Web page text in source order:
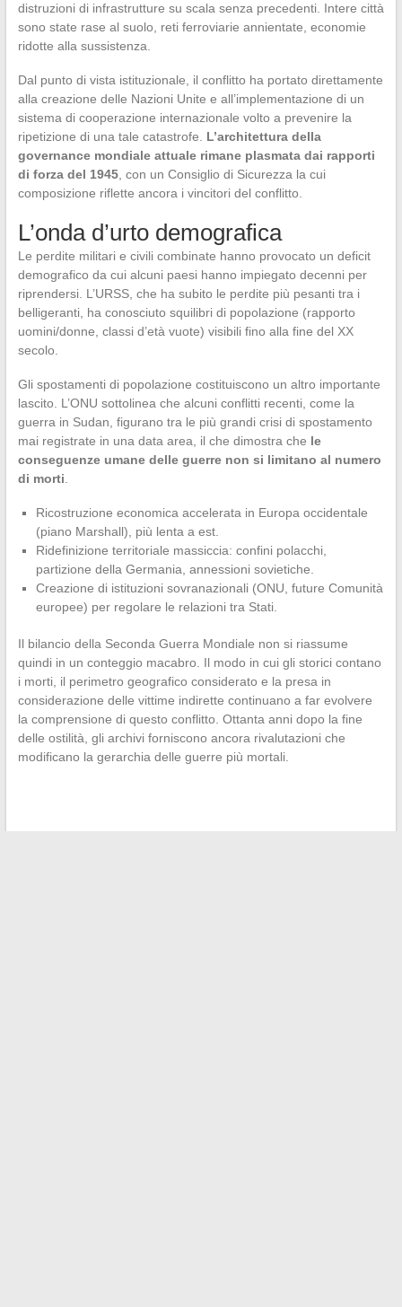
distruzioni di infrastrutture su scala senza precedenti. Intere città
sono state rase al suolo, reti ferroviarie annientate, economie
ridotte alla sussistenza.
Dal punto di vista istituzionale, il conflitto ha portato direttamente
alla creazione delle Nazioni Unite e all’implementazione di un
sistema di cooperazione internazionale volto a prevenire la
ripetizione di una tale catastrofe. L’architettura della
governance mondiale attuale rimane plasmata dai rapporti
di forza del 1945, con un Consiglio di Sicurezza la cui
composizione riflette ancora i vincitori del conflitto.
L’onda d’urto demografica
Le perdite militari e civili combinate hanno provocato un deficit
demografico da cui alcuni paesi hanno impiegato decenni per
riprendersi. L’URSS, che ha subito le perdite più pesanti tra i
belligeranti, ha conosciuto squilibri di popolazione (rapporto
uomini/donne, classi d’età vuote) visibili fino alla fine del XX
secolo.
Gli spostamenti di popolazione costituiscono un altro importante
lascito. L’ONU sottolinea che alcuni conflitti recenti, come la
guerra in Sudan, figurano tra le più grandi crisi di spostamento
mai registrate in una data area, il che dimostra che le
conseguenze umane delle guerre non si limitano al numero
di morti.
Ricostruzione economica accelerata in Europa occidentale
(piano Marshall), più lenta a est.
Ridefinizione territoriale massiccia: confini polacchi,
partizione della Germania, annessioni sovietiche.
Creazione di istituzioni sovranazionali (ONU, future Comunità
europee) per regolare le relazioni tra Stati.
Il bilancio della Seconda Guerra Mondiale non si riassume
quindi in un conteggio macabro. Il modo in cui gli storici contano
i morti, il perimetro geografico considerato e la presa in
considerazione delle vittime indirette continuano a far evolvere
la comprensione di questo conflitto. Ottanta anni dopo la fine
delle ostilità, gli archivi forniscono ancora rivalutazioni che
modificano la gerarchia delle guerre più mortali.